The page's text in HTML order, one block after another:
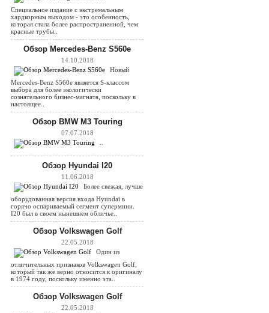
Специальное издание с экстремальным
хардкорным выходом - это особенность,
которая стала более распространенной, чем
красные трубы..
Обзор Mercedes-Benz S560e
14.10.2018
Новый
Mercedes-Benz S560e является S-классом
выбора для более экологически
сознательного бизнес-магната, поскольку в
настоящее..
Обзор BMW M3 Touring
07.07.2018
Обзор Hyundai I20
11.06.2018
Более свежая, лучше
оборудованная версия входа Hyundai в
горячо оспариваемый сегмент супермини.
I20 был в своем нынешнем обличье..
Обзор Volkswagen Golf
22.05.2018
Один из
отличительных признаков Volkswagen Golf,
который так же верно относится к оригиналу
в 1974 году, поскольку именно эта..
Обзор Volkswagen Golf
22.05.2018